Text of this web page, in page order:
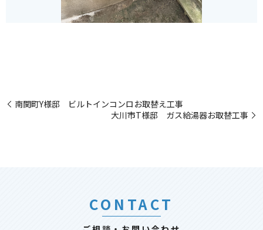
南関町Y様邸 ビルトインコンロお取替え工事
大川市T様邸 ガス給湯器お取替工事
CONTACT